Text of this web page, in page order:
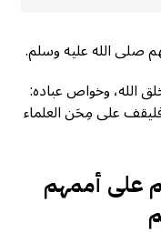
صلى الله عليه وسلم.
الله، وخواص عباده:
على مِحَن العلماء
على أممهم